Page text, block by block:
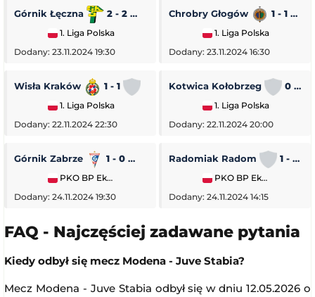
Górnik Łęczna 2 - 2 GKS Tychy
1. Liga Polska
Dodany: 23.11.2024 19:30
Chrobry Głogów 1 - 1
1. Liga Polska
Dodany: 23.11.2024 16:30
Wisła Kraków 1 - 1 Stal Rzeszów
1. Liga Polska
Dodany: 22.11.2024 22:30
Kotwica Kołobrzeg 0 - 5
1. Liga Polska
Dodany: 22.11.2024 20:00
Górnik Zabrze 1 - 0 Piast Gliwice
PKO BP Ekstraklasa
Dodany: 24.11.2024 19:30
Radomiak Radom 1 - 2
PKO BP Ekstraklasa
Dodany: 24.11.2024 14:15
FAQ - Najczęściej zadawane pytania
Kiedy odbył się mecz Modena - Juve Stabia?
Mecz Modena - Juve Stabia odbył się w dniu 12.05.2026 o